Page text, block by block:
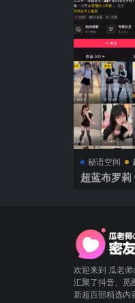
秘语空间
超蓝布罗莉 005期 【21
欢迎来到 瓜老
汇聚了抖音、觅
新超百部精选内